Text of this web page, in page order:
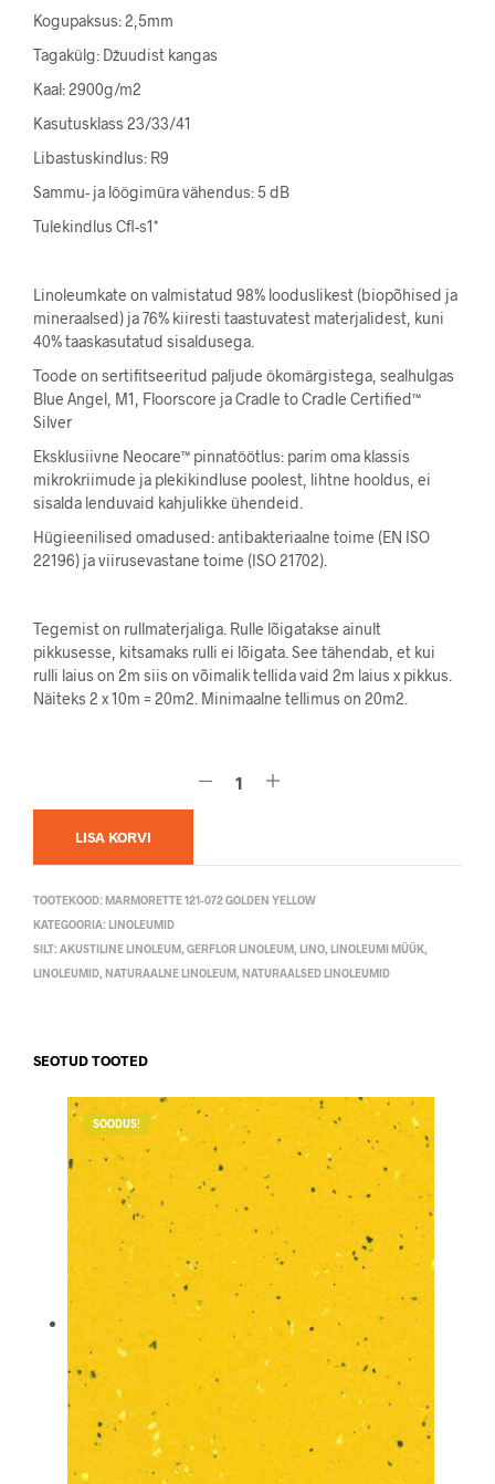
Kogupaksus: 2,5mm
Tagakülg: Džuudist kangas
Kaal: 2900g/m2
Kasutusklass 23/33/41
Libastuskindlus: R9
Sammu- ja löögimüra vähendus: 5 dB
Tulekindlus Cfl-s1*
Linoleumkate on valmistatud 98% looduslikest (biopõhised ja
mineraalsed) ja 76% kiiresti taastuvatest materjalidest, kuni
40% taaskasutatud sisaldusega.
Toode on sertifitseeritud paljude ökomärgistega, sealhulgas
Blue Angel, M1, Floorscore ja Cradle to Cradle Certified™
Silver
Eksklusiivne Neocare™ pinnatöötlus: parim oma klassis
mikrokriimude ja plekikindluse poolest, lihtne hooldus, ei
sisalda lenduvaid kahjulikke ühendeid.
Hügieenilised omadused: antibakteriaalne toime (EN ISO
22196) ja viirusevastane toime (ISO 21702).
Tegemist on rullmaterjaliga. Rulle lõigatakse ainult
pikkusesse, kitsamaks rulli ei lõigata. See tähendab, et kui
rulli laius on 2m siis on võimalik tellida vaid 2m laius x pikkus.
Näiteks 2 x 10m = 20m2. Minimaalne tellimus on 20m2.
LISA KORVI
TOOTEKOOD:MARMORETTE 121-072 GOLDEN YELLOW
KATEGOORIA:LINOLEUMID
SILT:AKUSTILINE LINOLEUM, GERFLOR LINOLEUM, LINO, LINOLEUMI MÜÜK,
LINOLEUMID, NATURAALNE LINOLEUM, NATURAALSED LINOLEUMID
SEOTUD TOOTED
SOODUS!